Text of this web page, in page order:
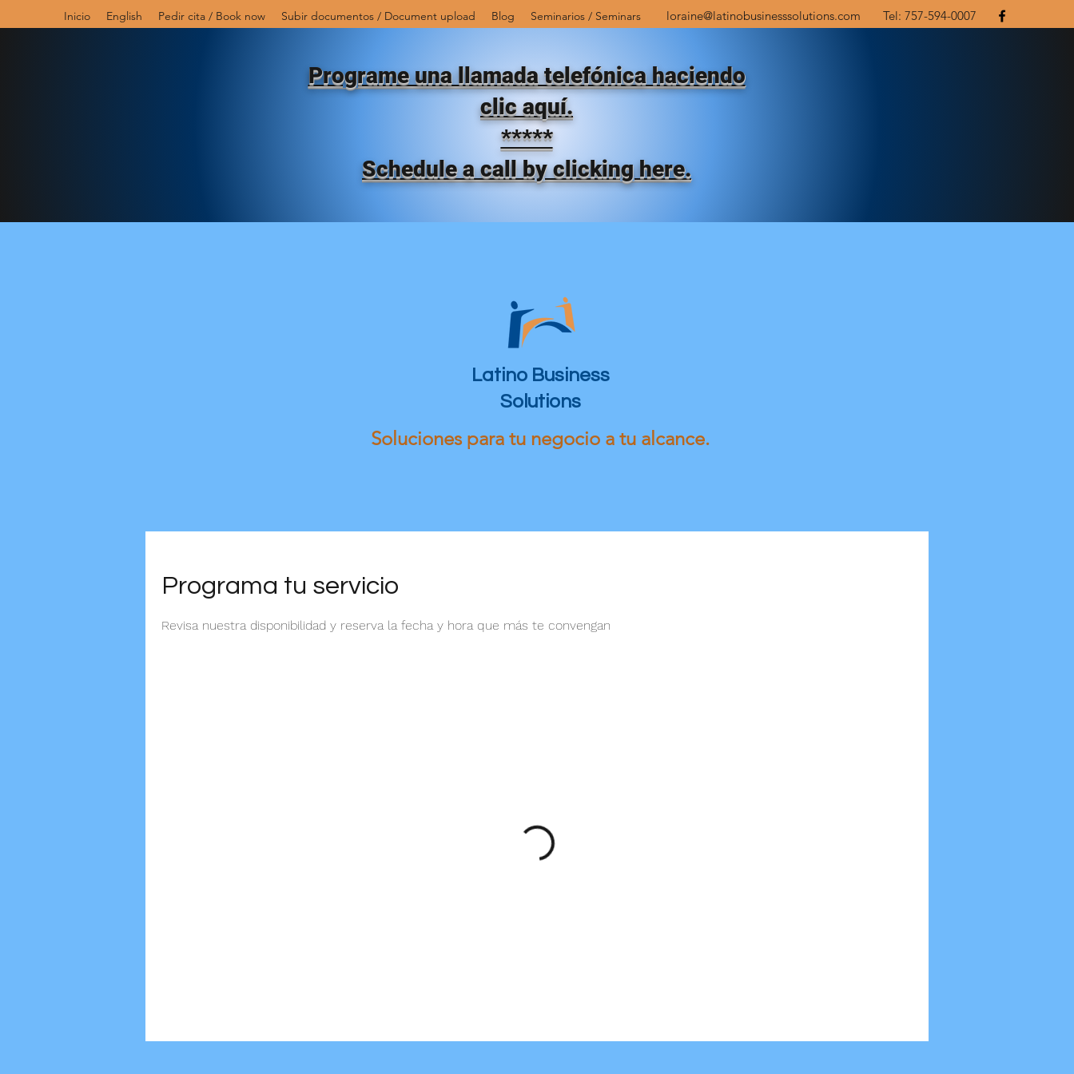
Inicio English Pedir cita / Book now Subir documentos / Document upload Blog Seminarios / Seminars loraine@latinobusinesssolutions.com Tel: 757-594-0007
Programe una llamada telefónica haciendo
clic aquí.
*****
Schedule a call by clicking here.
Latino Business
Solutions
Soluciones para tu negocio a tu alcance.
Programa tu servicio
Revisa nuestra disponibilidad y reserva la fecha y hora que más te convengan